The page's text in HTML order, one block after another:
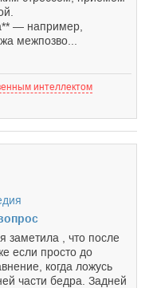
— например,
межпозво...
интеллектом
заметила , что после
если просто до
когда ложусь
части бедра. Задней